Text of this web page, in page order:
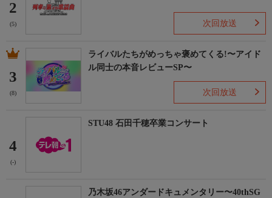
2
(5) 次回放送
3
(8)
ライバルたちがめっちゃ褒めてくる!〜アイド
ル同士の本音レビューSP〜
次回放送
4
(-)
STU48 石田千穂卒業コンサート
乃木坂46アンダードキュメンタリー〜40thSG